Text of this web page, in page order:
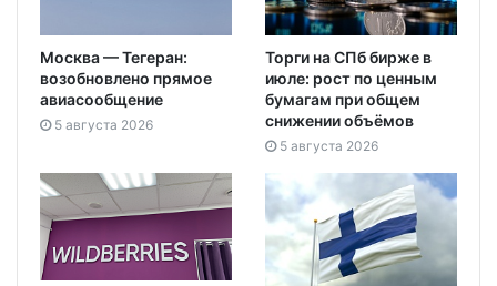
Москва — Тегеран:
возобновлено прямое
авиасообщение
5 августа 2026
Торги на СПб бирже в
июле: рост по ценным
бумагам при общем
снижении объёмов
5 августа 2026